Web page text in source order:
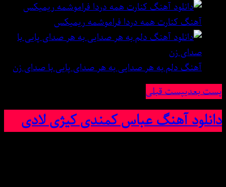
آهنگ کنارت همه دردا فراموشمه ریمیکس
آهنگ دلم به هر صدایی به هر صدای پایی با صدای زن
پست بعدیپست قبلی
دانلود آهنگ عباس کمندی کیژی لادی